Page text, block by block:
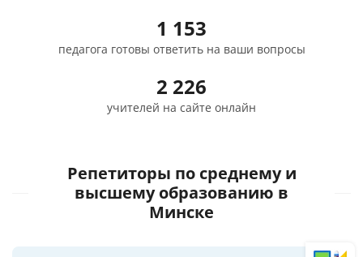
1 153
педагога готовы ответить на ваши вопросы
2 226
учителей на сайте онлайн
Репетиторы по среднему и
высшему образованию в
Минске